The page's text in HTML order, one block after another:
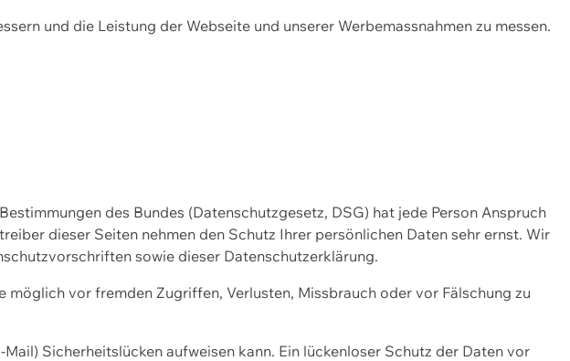
und die Leistung der Webseite und unserer Werbemassnahmen zu messen.
des Bundes (Datenschutzgesetz, DSG) hat jede Person Anspruch
dieser Seiten nehmen den Schutz Ihrer persönlichen Daten sehr ernst. Wir
sowie dieser Datenschutzerklärung.
vor fremden Zugriffen, Verlusten, Missbrauch oder vor Fälschung zu
Sicherheitslücken aufweisen kann. Ein lückenloser Schutz der Daten vor